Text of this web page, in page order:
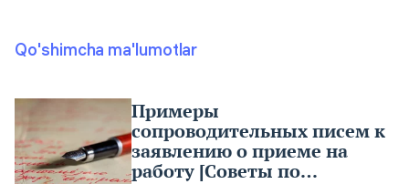
Qo'shimcha ma'lumotlar
Примеры
сопроводительных писем к
заявлению о приеме на
работу [Советы по